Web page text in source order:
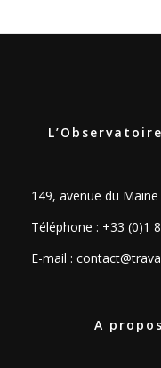
149, avenue du
Téléphone : +33 (0)1
E-mail :
A